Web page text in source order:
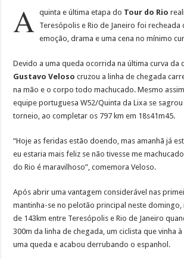
A quinta e última etapa do Tour do Rio
Teresópolis e Rio de Janeiro foi recheada
emoção, drama e uma cena no mínimo
Devido a uma queda ocorrida na última curva da
Gustavo Veloso cruzou a linha de chegada
na mão e o corpo todo machucado. Mesmo
equipe portuguesa W52/Quinta da Lixa se
torneio, ao completar os 797 km em 18s41m45.
“Hoje as feridas estão doendo, mas amanhã já
eu estaria mais feliz se não tivesse me
do Rio é maravilhoso”, comemora Veloso.
Após abrir uma vantagem considerável nas
mantinha-se no pelotão principal neste domingo,
de 143km entre Teresópolis e Rio de Janeiro
300m da linha de chegada, um ciclista que vinha
uma queda e acabou derrubando o espanhol.